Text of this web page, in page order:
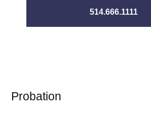
514.666.1111
Probation